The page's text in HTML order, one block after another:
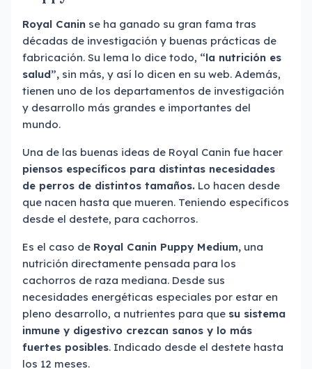
Royal Canin se ha ganado su gran fama tras
décadas de investigación y buenas prácticas de
fabricación. Su lema lo dice todo, “la nutrición es
salud”, sin más, y así lo dicen en su web. Además,
tienen uno de los departamentos de investigación
y desarrollo más grandes e importantes del
mundo.
Una de las buenas ideas de Royal Canin fue hacer
piensos específicos para distintas necesidades
de perros de distintos tamaños. Lo hacen desde
que nacen hasta que mueren. Teniendo específicos
desde el destete, para cachorros.
Es el caso de Royal Canin Puppy Medium, una
nutrición directamente pensada para los
cachorros de raza mediana. Desde sus
necesidades energéticas especiales por estar en
pleno desarrollo, a nutrientes para que su sistema
inmune y digestivo crezcan sanos y lo más
fuertes posibles. Indicado desde el destete hasta
los 12 meses.